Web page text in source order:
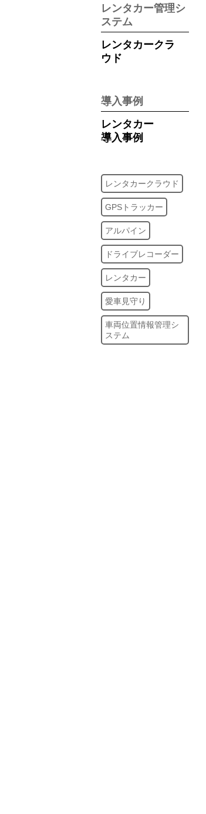
レンタカー管理シ
ステム
レンタカークラ
ウド
導入事例
レンタカー
導入事例
レンタカークラウド
GPSトラッカー
アルパイン
ドライブレコーダー
レンタカー
愛車見守り
車両位置情報管理シ
ステム